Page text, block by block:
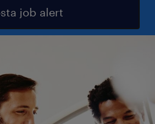
job alert